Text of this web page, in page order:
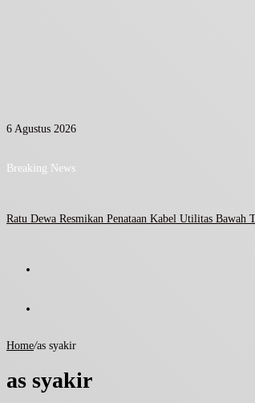
6 Agustus 2026
Breaking News
Ratu Dewa Resmikan Penataan Kabel Utilitas
Home/as syakir
as syakir